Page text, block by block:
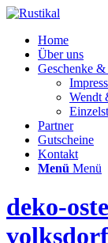
Home
Über uns
Geschenke
Wendt
Partner
Gutscheine
Kontakt
Menü Menü
deko-